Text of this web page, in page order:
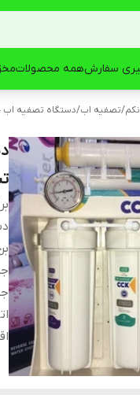
سفارشهمه محصولات
نکم/تصفیه اب/دستگاه تصفیه اب